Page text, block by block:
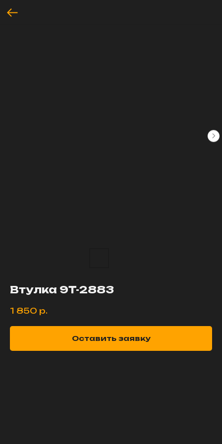
Втулка 9T-2883
1 850 р.
Оставить заявку